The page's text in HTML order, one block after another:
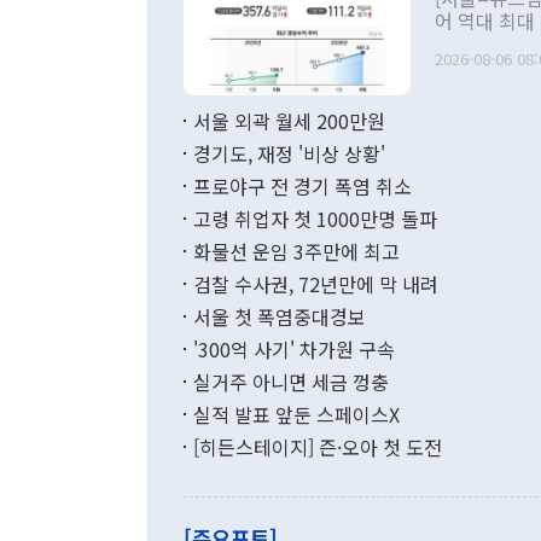
관 부처 장
관의 무리한
다. [정동영 통일부 장관이 지난달 23일 오후 서울 종로구 정부서울청사에
무너졌다고
함께 4자 대
"우리의 선
관은 업무
어 역대 최
료=한국은행] 한국은행이 6일 발표한 '2026년 6월 국제수지(잠정)'
며 월간 기
196.9% 급
수출은
기록했지만
로 전환됐다.
는 배당수입
2026-08-06
서울 외곽 월세 200만원
경기도, 재정 '비상 상황'
프로야구 전 경기 폭염 취소
고령 취업자 첫 1000만명 돌파
화물선 운임 3주만에 최고
검찰 수사권, 72년만에 막 내려
서울 첫 폭염중대경보
'300억 사기' 차가원 구속
실거주 아니면 세금 껑충
실적 발표 앞둔 스페이스X
[히든스테이지] 즌·오아 첫 도전